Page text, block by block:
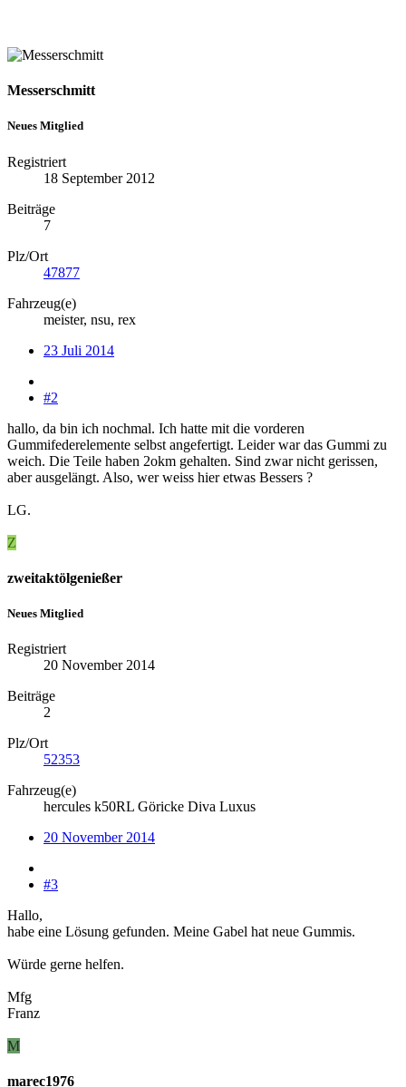
Messerschmitt
Neues Mitglied
Registriert
18 September 2012
Beiträge
7
Plz/Ort
47877
Fahrzeug(e)
meister, nsu, rex
23 Juli 2014
#2
hallo, da bin ich nochmal. Ich hatte mit die vorderen
Gummifederelemente selbst angefertigt. Leider war das Gummi zu
weich. Die Teile haben 2okm gehalten. Sind zwar nicht gerissen,
aber ausgelängt. Also, wer weiss hier etwas Bessers ?
LG.
Z
zweitaktölgenießer
Neues Mitglied
Registriert
20 November 2014
Beiträge
2
Plz/Ort
52353
Fahrzeug(e)
hercules k50RL Göricke Diva Luxus
20 November 2014
#3
Hallo,
habe eine Lösung gefunden. Meine Gabel hat neue Gummis.
Würde gerne helfen.
Mfg
Franz
M
marec1976